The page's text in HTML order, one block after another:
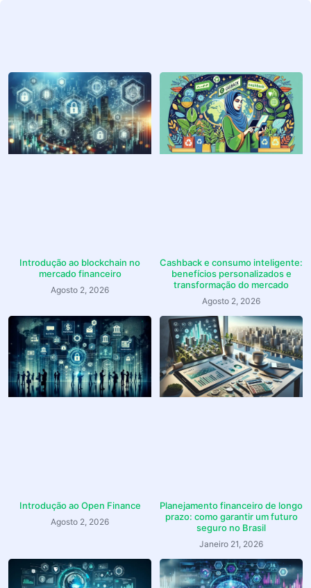
Introdução ao blockchain no
mercado financeiro
Agosto 2, 2026
Cashback e consumo inteligente:
benefícios personalizados e
transformação do mercado
Agosto 2, 2026
Introdução ao Open Finance
Agosto 2, 2026
Planejamento financeiro de longo
prazo: como garantir um futuro
seguro no Brasil
Janeiro 21, 2026